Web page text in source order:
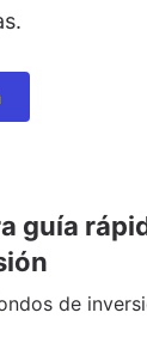
guía
de